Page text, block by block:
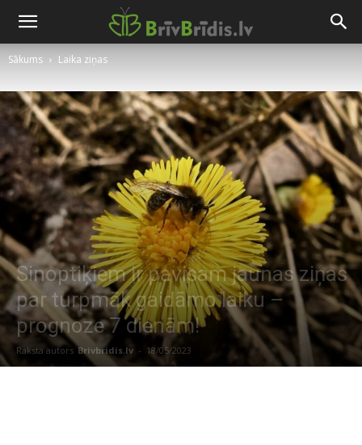
Sākums Laika ziņas
Sinoptiķiem ir pavisam jaunas ziņas
par turpmāk gaidāmo laiku –
prognoze 7 dienām!
Raksta autors Brivbridis.lv - 18/05/2023